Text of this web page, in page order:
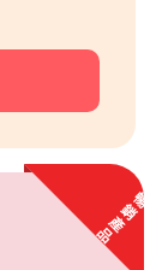
暢
銷
產
品